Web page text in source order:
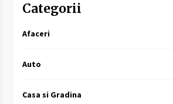
Categorii
Afaceri
Auto
Casa si Gradina